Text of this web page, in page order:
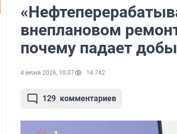
внеплановом
почему падает
4 июня 2026, 10:07 14 742
129 комментариев